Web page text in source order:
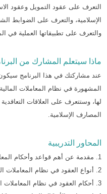
التعرف على عقود التمويل وعقود
الإسلامية، والتعرف على الضوابط
والتعرف على تطبيقاتها العملية في
ماذا سيتعلم المشارك من
عند مشاركتك في هذا البرنامج
المشهورة في نظام المعاملات
لها، وستتعرف على العلاقات
المصارف الإسلامية.
المحاور التدريبية
1. مقدمة عن أهم قواعد وأحكام المعاملات المالية الإسلامية.
2. أنواع العقود في نظام المعاملات المالية الإسلامية.
3. أحكام العقود في نظام المعاملات المالية الإسلامية.